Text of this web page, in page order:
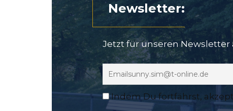
Newsletter:
Jetzt für unseren Newsletter
Indem Du fortfährst,